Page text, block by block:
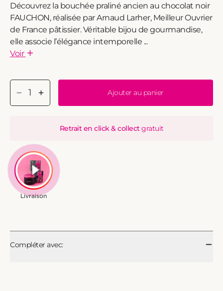
Découvrez la bouchée praliné ancien au chocolat noir
FAUCHON, réalisée par Arnaud Larher, Meilleur Ouvrier
de France pâtissier. Véritable bijou de gourmandise,
elle associe l’élégance intemporelle ...
Voir
Réduire
quantité
de
Bouchée
à
l’ancienne,
Augmenter
quantité
de
Bouchée
à
l’ancienne,
Ajouter au panier
Retrait en click & collectgratuit
Compléter avec: